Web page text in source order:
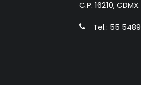
C.P. 16210, CDMX.
Tel.: 55 5489